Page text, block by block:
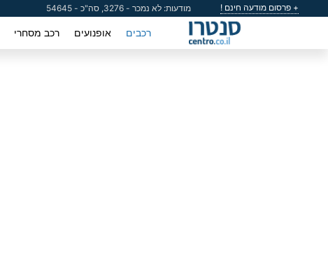
+ פרסום מודעה חינם ! מודעות: לא נמכר - 3276, סה"כ - 54645
רכבים אופנועים רכב מסחרי